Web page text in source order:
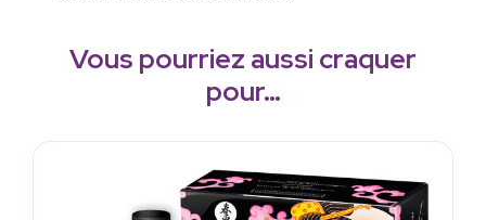
Vous pourriez aussi craquer
pour…